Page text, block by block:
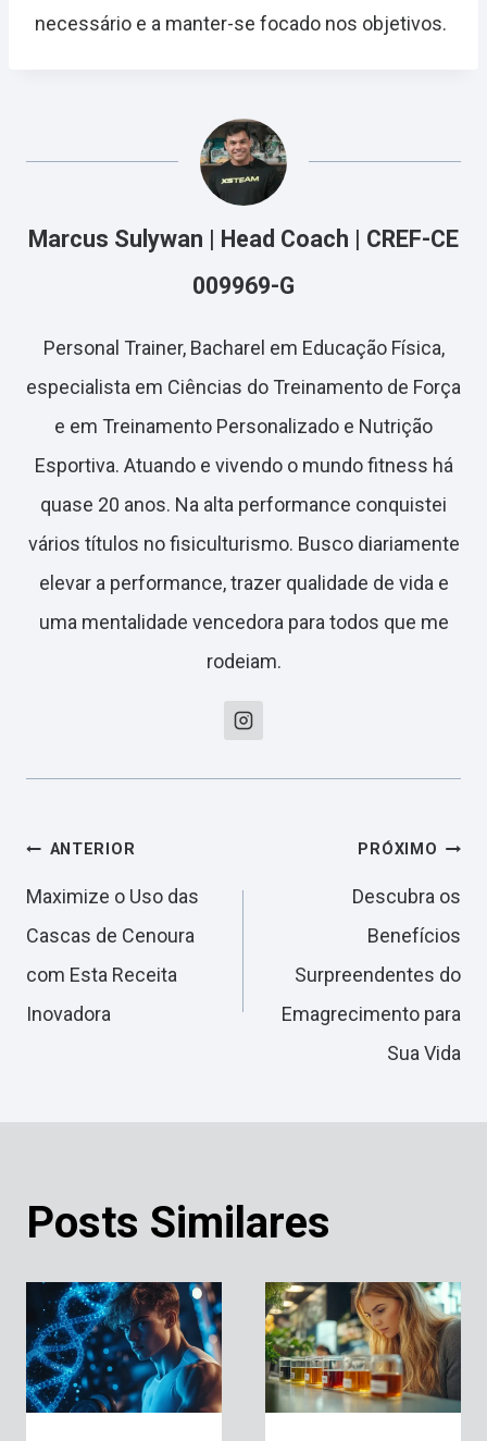
necessário e a manter-se focado nos objetivos.
Marcus Sulywan | Head Coach | CREF-CE
009969-G
Personal Trainer, Bacharel em Educação Física,
especialista em Ciências do Treinamento de Força
e em Treinamento Personalizado e Nutrição
Esportiva. Atuando e vivendo o mundo fitness há
quase 20 anos. Na alta performance conquistei
vários títulos no fisiculturismo. Busco diariamente
elevar a performance, trazer qualidade de vida e
uma mentalidade vencedora para todos que me
rodeiam.
Navegação
de
Post
ANTERIOR
Maximize o Uso das
Cascas de Cenoura
com Esta Receita
Inovadora
PRÓXIMO
Descubra os
Benefícios
Surpreendentes do
Emagrecimento para
Sua Vida
Posts Similares